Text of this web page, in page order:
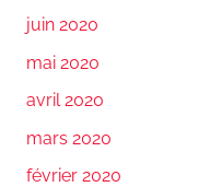
juin 2020
mai 2020
avril 2020
mars 2020
février 2020